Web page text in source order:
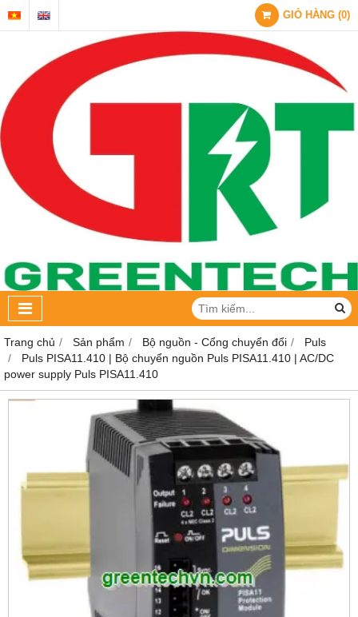
GIỎ HÀNG (0)
Trang chủ Sản phẩm Bộ nguồn - Cổng chuyển đổi
Puls
Puls PISA11.410 | Bộ chuyển nguồn Puls PISA11.410 | AC/DC
power supply Puls PISA11.410